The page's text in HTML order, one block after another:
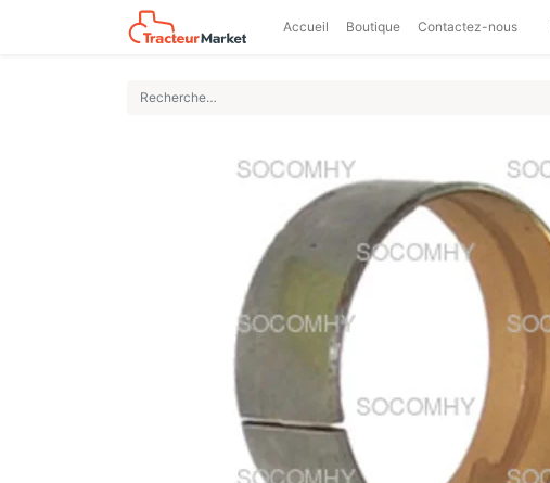
Accueil Boutique Contactez-nous